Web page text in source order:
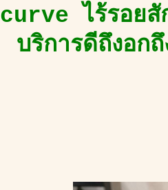
curve ไร้รอยสั
บริการดีถึงอก